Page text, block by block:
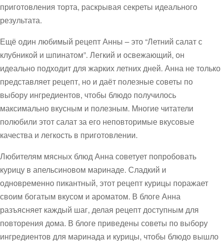
приготовления торта, раскрывая секреты идеального
результата.
Ещё один любимый рецепт Анны – это “Летний салат с
клубникой и шпинатом”. Легкий и освежающий, он
идеально подходит для жарких летних дней. Анна не только
представляет рецепт, но и даёт полезные советы по
выбору ингредиентов, чтобы блюдо получилось
максимально вкусным и полезным. Многие читатели
полюбили этот салат за его неповторимые вкусовые
качества и легкость в приготовлении.
Любителям мясных блюд Анна советует попробовать
курицу в апельсиновом маринаде. Сладкий и
одновременно пикантный, этот рецепт курицы поражает
своим богатым вкусом и ароматом. В блоге Анна
разъясняет каждый шаг, делая рецепт доступным для
повторения дома. В блоге приведены советы по выбору
ингредиентов для маринада и курицы, чтобы блюдо вышло